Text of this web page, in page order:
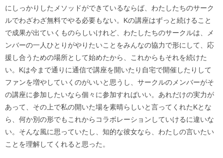
にしっかりしたメソッドができているならば、わたしたちのサーク
ルでわざわざ無料でやる必要もない。Kの講座はずっと続けること
で成果が出ていくものらしいけれど、わたしたちのサークルは、メ
ンバーの一人ひとりがやりたいことをみんなの協力で形にして、応
援し合うための場所として始めたから、これからもそれを続けた
い。Kは今まで通りに通信で講座を開いたり自宅で開催したりして
ファンを増やしていくのがいいと思うし、サークルのメンバーがそ
の講座に参加したいなら個々に参加すればいい。あれだけの実力が
あって、その上で私の開いた場を素晴らしいと言ってくれたKとな
ら、何か別の形でもこれからコラボレーションしていけるに違いな
い。そんな風に思っていたし、知的な彼女なら、わたしの言いたい
ことを理解してくれると思った。